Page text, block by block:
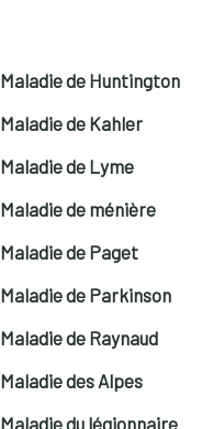
Maladie de Huntington
Maladie de Kahler
Maladie de Lyme
Maladie de ménière
Maladie de Paget
Maladie de Parkinson
Maladie de Raynaud
Maladie des Alpes
Maladie du légionnaire